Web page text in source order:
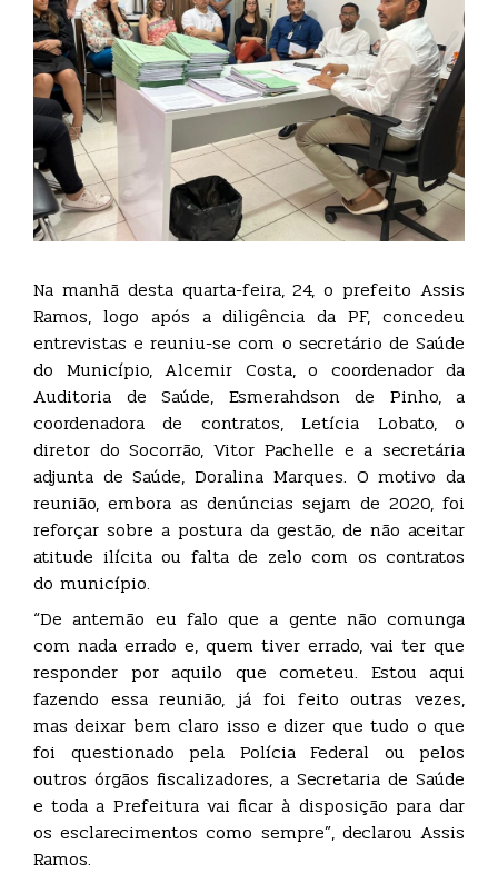
Na manhã desta quarta-feira, 24, o prefeito Assis
Ramos, logo após a diligência da PF, concedeu
entrevistas e reuniu-se com o secretário de Saúde
do Município, Alcemir Costa, o coordenador da
Auditoria de Saúde, Esmerahdson de Pinho, a
coordenadora de contratos, Letícia Lobato, o
diretor do Socorrão, Vitor Pachelle e a secretária
adjunta de Saúde, Doralina Marques. O motivo da
reunião, embora as denúncias sejam de 2020, foi
reforçar sobre a postura da gestão, de não aceitar
atitude ilícita ou falta de zelo com os contratos
do município.
“De antemão eu falo que a gente não comunga
com nada errado e, quem tiver errado, vai ter que
responder por aquilo que cometeu. Estou aqui
fazendo essa reunião, já foi feito outras vezes,
mas deixar bem claro isso e dizer que tudo o que
foi questionado pela Polícia Federal ou pelos
outros órgãos fiscalizadores, a Secretaria de Saúde
e toda a Prefeitura vai ficar à disposição para dar
os esclarecimentos como sempre”, declarou Assis
Ramos.